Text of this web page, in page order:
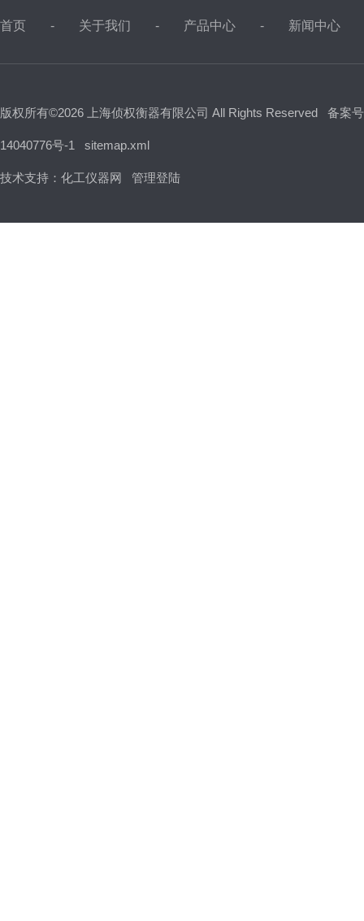
首页 关于我们 产品中心 新闻中心
版权所有©2026 上海侦权衡器有限公司 All Rights Reserved 备案
14040776号-1 sitemap.xml
技术支持： 化工仪器网 管理登陆